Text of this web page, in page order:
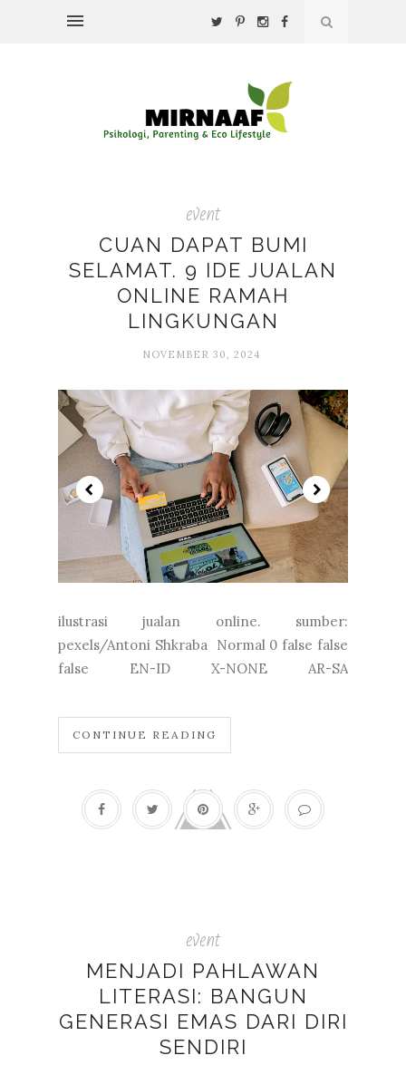
event
CUAN DAPAT BUMI
SELAMAT. 9 IDE JUALAN
ONLINE RAMAH
LINGKUNGAN
NOVEMBER 30, 2024
ilustrasi jualan online. sumber:
pexels/Antoni Shkraba Normal 0 false false
false EN-ID X-NONE AR-SA
CONTINUE READING
event
MENJADI PAHLAWAN
LITERASI: BANGUN
GENERASI EMAS DARI DIRI
SENDIRI